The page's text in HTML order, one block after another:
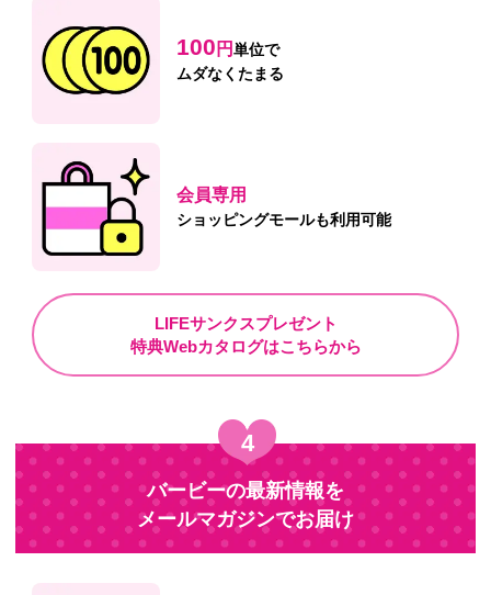
100 円単位で
ムダなくたまる
会員専用
ショッピングモールも利用可能
LIFEサンクスプレゼント
特典Webカタログはこちらから
4
バービーの最新情報を
メールマガジンでお届け